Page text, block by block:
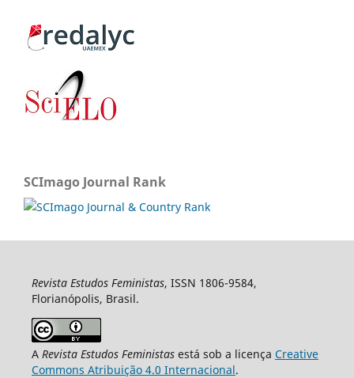
SCImago Journal Rank
Revista Estudos Feministas, ISSN 1806-9584,
Florianópolis, Brasil.
A Revista Estudos Feministasestá sob a licença Creative
Commons Atribuição 4.0 Internacional.